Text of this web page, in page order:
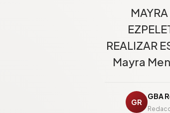
REALIZAR
Mayra
GR
GBA